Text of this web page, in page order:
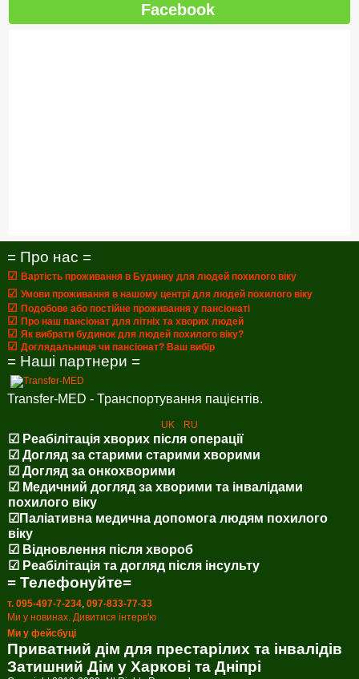
Facebook
= Про нас =
☑ Вартість проживання в Будинку для людей похилого віку
☑ Умови проживання в нашому центрі для людей похилого віку
☑ Подобове або постійне проживання у пансіонаті
☑ Про наш пансіонат для літніх та хворих людей
☑ Як вибрати будинок для людей похилого віку?
☑ Доглядальниця чи пансіонат? Ваш вибір
= Наші партнери =
Transfer-MED - Транспортування пацієнтів.
UK RU
☑ Реабілітація хворих після операції
☑ Догляд за старими старими хворими
☑ Догляд за онкохворими
☑ Медичний догляд за хворими та інвалідами
похилого віку
☑Паліативна медична допомога людям похилого
віку
☑ Відновлення після хвороб
☑ Реабілітація та догляд після інсульту
= Телефонуйте=
т. 095-497-7-234, 097-833-77-33
Ми у новинах. Дивитися інтерв'ю
Ми у фейсбуці
Приватний дім для престарілих та інвалідів
Затишний Дім у Харкові та Дніпрі